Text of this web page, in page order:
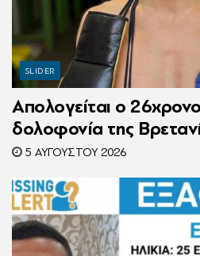
SLIDER
Απολογείται ο
δολοφονία της
– Η ιστορία του είχε
5 ΑΥΓΟΎΣΤΟΥ 2026